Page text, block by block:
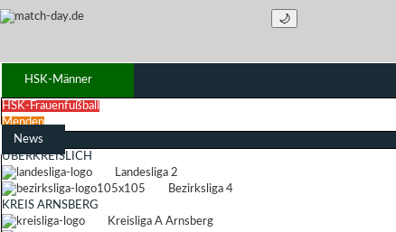
🌙
HSK-Männer
HSK-Frauenfußball
Menden
News
ÜBERKREISLICH
Landesliga 2
Bezirksliga 4
KREIS ARNSBERG
Kreisliga A Arnsberg